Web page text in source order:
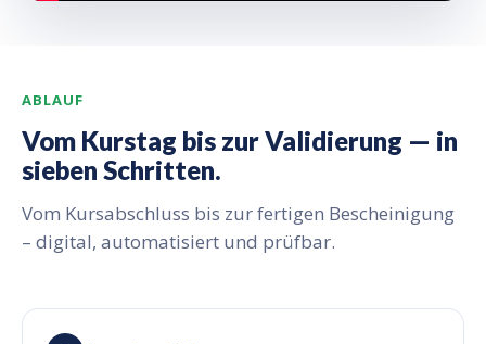
ABLAUF
Vom Kurstag bis zur Validierung — in
sieben Schritten.
Vom Kursabschluss bis zur fertigen Bescheinigung
– digital, automatisiert und prüfbar.